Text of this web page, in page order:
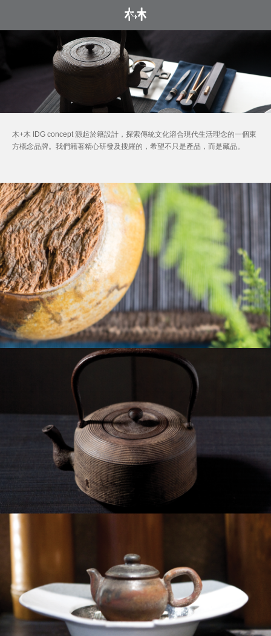
木+木 IDG concept 源起於籍設計，探索傳統文化溶合現代生活理念的一個東
方概念品牌。我們籍著精心研發及搜羅的，希望不只是產品，而是藏品。